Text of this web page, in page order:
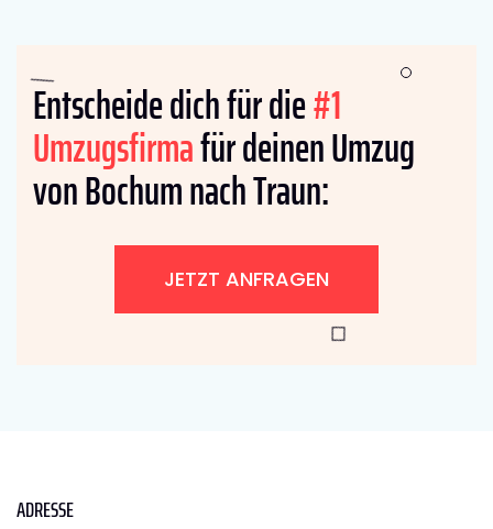
Entscheide dich für die#1
Umzugsfirmafür deinen Umzug
von Bochum nach Traun:
JETZT ANFRAGEN
ADRESSE